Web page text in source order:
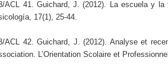
ACL 41. Guichard, J. (2012). La escuela y
17(1), 25-44.
ACL 42. Guichard, J. (2012). Analyse et
L’Orientation Scolaire et